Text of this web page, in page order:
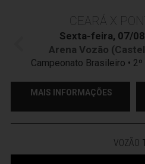
CEARÁ X
Sexta-feira, 07/
Arena Vozão
Campeonato Brasileiro •
MAIS INFORMAÇÕES
VOZÃO